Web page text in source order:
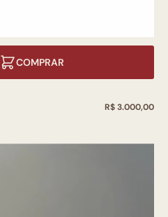
COMPRAR
R$ 3.000,00